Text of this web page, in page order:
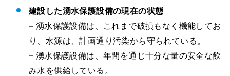
建設した湧水保護設備の現在の状態
– 湧水保護設備は、これまで破損もなく機能してお
り、水源は、計画通り汚染から守られている。
– 湧水保護設備は、年間を通じ十分な量の安全な飲
み水を供給している。